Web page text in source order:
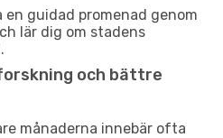
en guidad promenad genom
lär dig om stadens
och bättre
månaderna innebär ofta